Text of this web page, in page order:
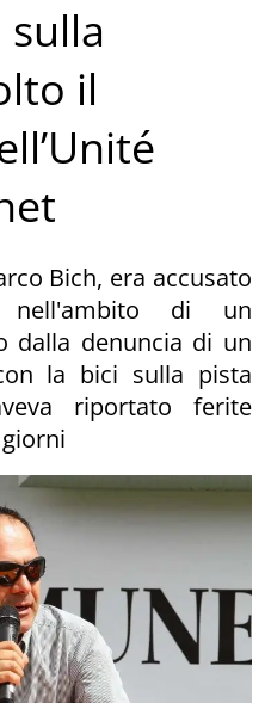
il
Bich, era accusato
di un
dalla denuncia di un
la bici sulla pista
riportato ferite